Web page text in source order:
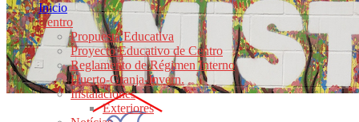
Inicio
Centro
Propuesta Educativa
Proyecto Educativo de Centro
Reglamento de Régimen Interno
Huerto-Granja-Invern.
Instalaciones
Exteriores